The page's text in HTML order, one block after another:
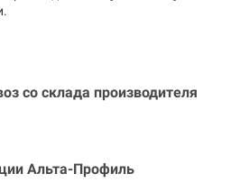
со склада производителя
Альта-Профиль